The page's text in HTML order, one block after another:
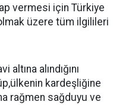
vermesi için Türkiye
üzere tüm ilgilileri
alındığını
kardeşliğine
rağmen sağduyu ve